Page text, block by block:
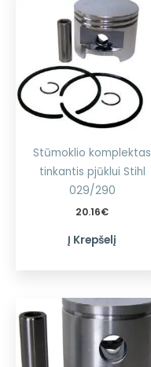
Stūmoklio komplektas
tinkantis pjūklui Stihl
029/290
20.16€
Į Krepšelį